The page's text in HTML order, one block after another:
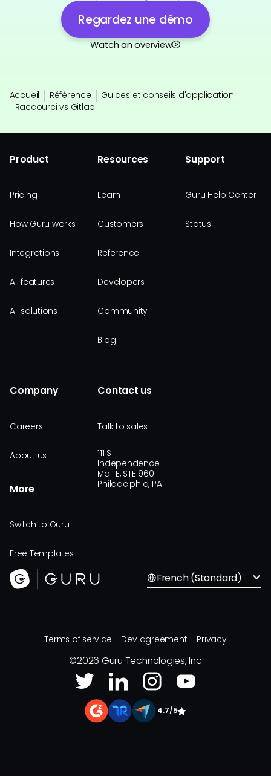
Regardez une démo
Watch an overview
Accueil Référence
Guides et conseils d'application
Raccourci vs Gitlab
Product
Pricing
How Guru works
Integrations
All features
All solutions
Resources
Learn
Customers
Reference
Developers
Community
Blog
Support
Guru Help Center
Status
Company
Careers
About us
More
Switch to Guru
Free Templates
Contact us
Talk to sales
111 S
Independence
Mall E, STE 960
Philadelphia, PA
French (Standard)
Terms of service Dev agreement Privacy
©2026 Guru Technologies, Inc
4.7/5